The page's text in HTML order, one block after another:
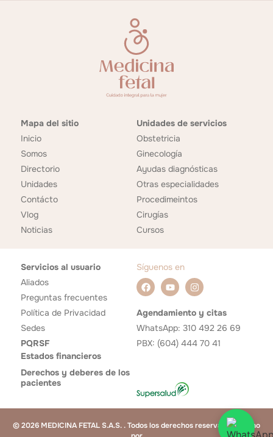
Mapa del sitio
Inicio
Somos
Directorio
Unidades
Contácto
Vlog
Noticias
Unidades de servicios
Obstetricia
Ginecología
Ayudas diagnósticas
Otras especialidades
Procedimeintos
Cirugías
Cursos
Servicios al usuario
Aliados
Preguntas frecuentes
Política de Privacidad
Sedes
PQRSF
Estados financieros
Derechos y deberes de los
pacientes
Síguenos en
Agendamiento y citas
WhatsApp: 310 492 26 69
PBX: (604) 444 70 41
© 2026 MEDICINA FETAL S.A.S. . Todos los derechos reservados. Hecho